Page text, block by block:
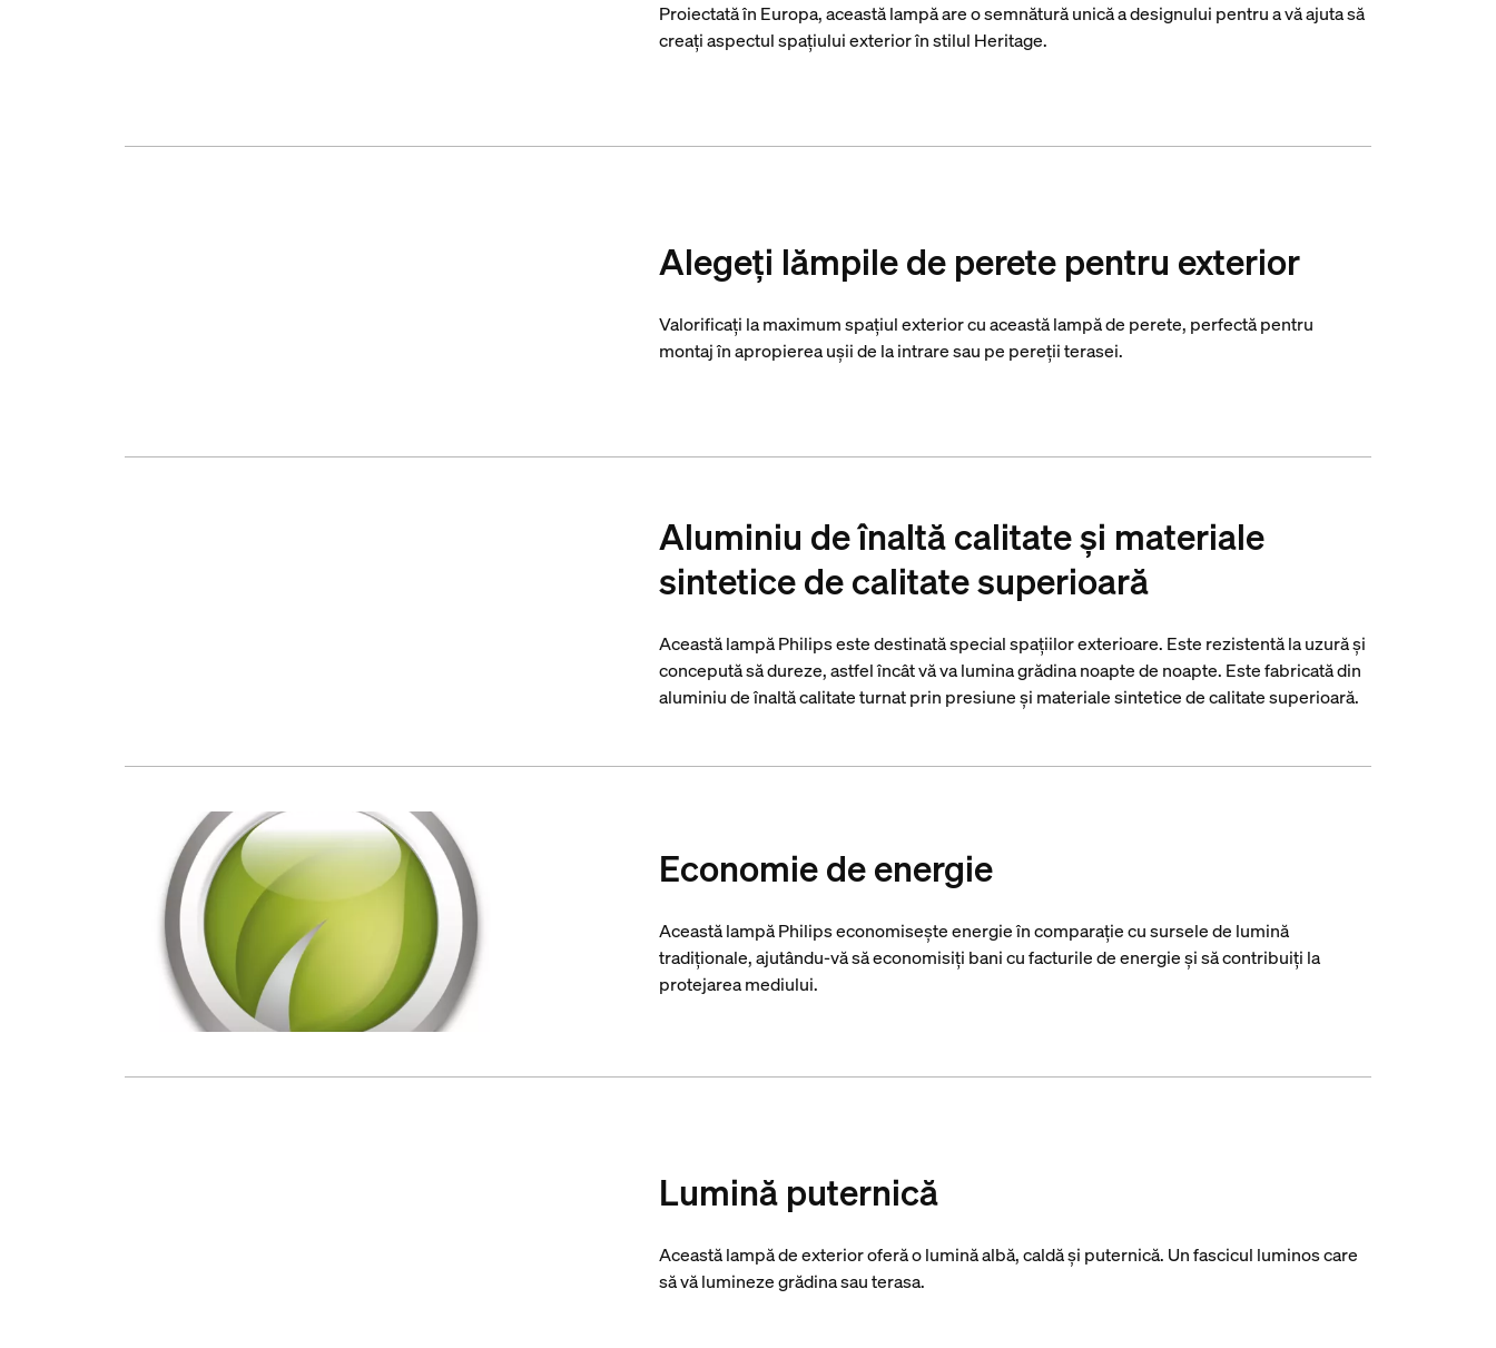
Proiectată în Europa, această lampă are o semnătură unică a designului pentru a vă ajuta să
creați aspectul spațiului exterior în stilul Heritage.
Alegeți lămpile de perete pentru exterior
Valorificați la maximum spațiul exterior cu această lampă de perete, perfectă pentru
montaj în apropierea ușii de la intrare sau pe pereții terasei.
Aluminiu de înaltă calitate și materiale
sintetice de calitate superioară
Această lampă Philips este destinată special spațiilor exterioare. Este rezistentă la uzură și
concepută să dureze, astfel încât vă va lumina grădina noapte de noapte. Este fabricată din
aluminiu de înaltă calitate turnat prin presiune și materiale sintetice de calitate superioară.
Economie de energie
Această lampă Philips economisește energie în comparație cu sursele de lumină
tradiționale, ajutându-vă să economisiți bani cu facturile de energie și să contribuiți la
protejarea mediului.
Lumină puternică
Această lampă de exterior oferă o lumină albă, caldă și puternică. Un fascicul luminos care
să vă lumineze grădina sau terasa.